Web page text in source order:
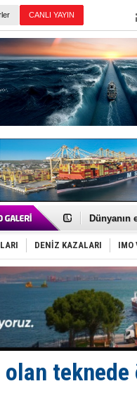
SOCAR
Keşfedildi:
D-Marin,
Van’da
ASEAN ilk
TAYK -
İstanbul
Tersane
FESCO,
DENİZ KAZALARI IMO
teknede